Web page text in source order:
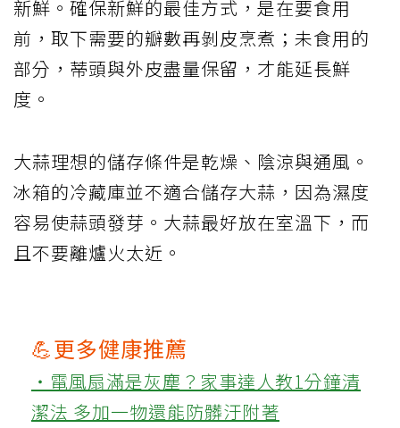
新鮮。確保新鮮的最佳方式，是在要食用
前，取下需要的瓣數再剝皮烹煮；未食用的
部分，蒂頭與外皮盡量保留，才能延長鮮
度。
大蒜理想的儲存條件是乾燥、陰涼與通風。
冰箱的冷藏庫並不適合儲存大蒜，因為濕度
容易使蒜頭發芽。大蒜最好放在室溫下，而
且不要離爐火太近。
💪更多健康推薦
‧電風扇滿是灰塵？家事達人教1分鐘清
潔法 多加一物還能防髒汙附著